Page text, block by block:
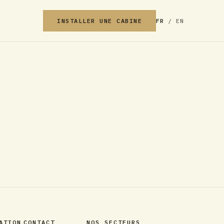
INSTALLER UNE CABINE FR / EN
CONTACT NOS SECTEURS